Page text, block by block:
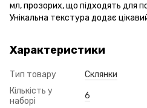
мл, прозорих, що підходять для
Унікальна текстура додає
Характеристики
Тип товару
Склянки
Кількість у
наборі
6